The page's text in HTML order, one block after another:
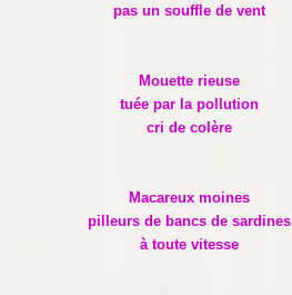
pas un souffle de vent
Mouette rieuse
tuée par la pollution
cri de colère
Macareux moines
pilleurs de bancs de sardines
à toute vitesse